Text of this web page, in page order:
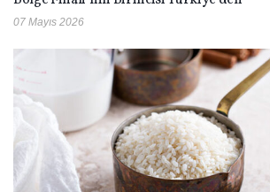
07 Mayıs 2026